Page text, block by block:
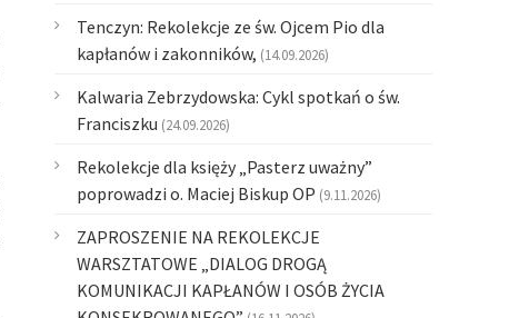
Tenczyn: Rekolekcje ze św. Ojcem Pio dla
kapłanów i zakonników, (14.09.2026)
Kalwaria Zebrzydowska: Cykl spotkań o św.
Franciszku (24.09.2026)
Rekolekcje dla księży „Pasterz uważny”
poprowadzi o. Maciej Biskup OP (9.11.2026)
ZAPROSZENIE NA REKOLEKCJE
WARSZTATOWE „DIALOG DROGĄ
KOMUNIKACJI KAPŁANÓW I OSÓB ŻYCIA